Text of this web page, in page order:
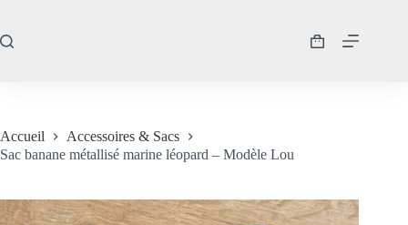
contenu
Panier
Accueil
Accessoires & Sacs
Sac banane métallisé marine léopard – Modèle Lou